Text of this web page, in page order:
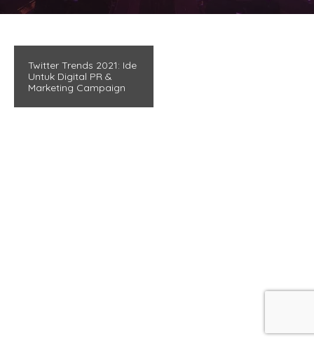
Twitter Trends 2021: Ide
Untuk Digital PR &
Marketing Campaign